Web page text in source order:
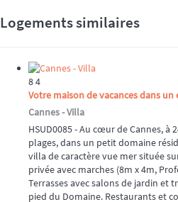
Logements similaires
84
Votre maison de vacances dans un
Cannes -Villa
HSUD0085 - Au cœur de Cannes, à
plages, dans un petit domaine
villa de caractère vue mer située
privée avec marches (8m x 4m,
Terrasses avec salons de jardin et
pied du Domaine. Restaurants et